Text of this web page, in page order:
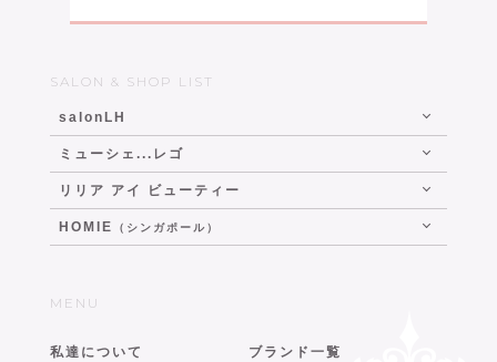
SALON & SHOP LIST
salonLH
ミューシェ...レゴ
リリア アイ ビューティー
HOMIE （シンガポール）
MENU
私達について ブランド一覧